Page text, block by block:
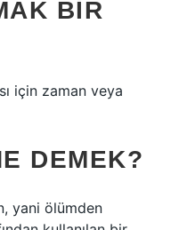
BIR
için zaman veya
DEMEK?
yani ölümden